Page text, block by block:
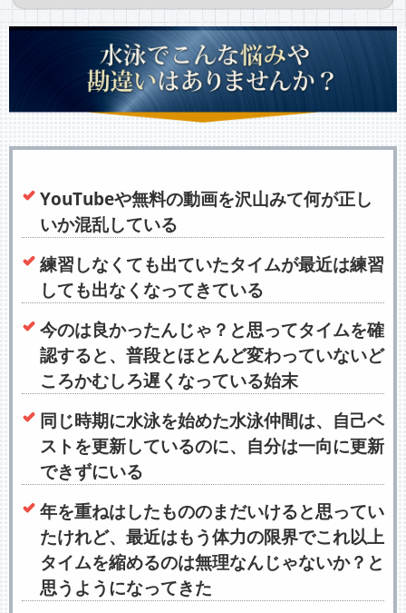
YouTubeや無料の動画を沢山みて何が正し
いか混乱している
練習しなくても出ていたタイムが最近は練習
しても出なくなってきている
今のは良かったんじゃ？と思ってタイムを確
認すると、普段とほとんど変わっていないど
ころかむしろ遅くなっている始末
同じ時期に水泳を始めた水泳仲間は、自己ベ
ストを更新しているのに、自分は一向に更新
できずにいる
年を重ねはしたもののまだいけると思ってい
たけれど、最近はもう体力の限界でこれ以上
タイムを縮めるのは無理なんじゃないか？と
思うようになってきた